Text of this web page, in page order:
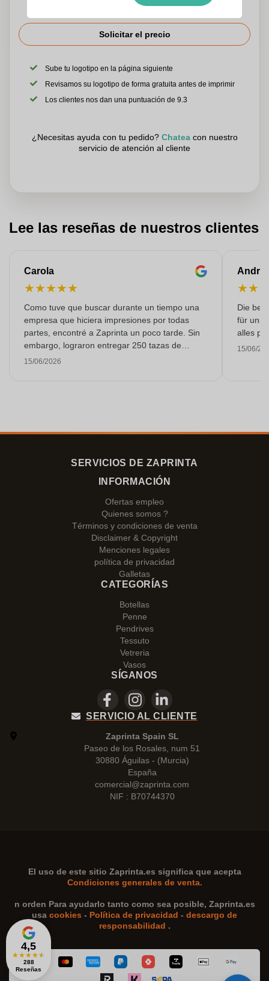
Solicitar el precio
Sube tu logotipo en la página siguiente
Revisamos su logotipo de forma gratuita antes de imprimir
Los clientes nos dan una puntuación de 9.3
¿Necesitas ayuda con tu pedido? Chateacon nuestro
servicio de atención al cliente
Lee las reseñas de nuestros clientes
Carola
★★★★★
Como tuve que buscar durante un tiempo una
empresa que hiciera impresiones por todas
partes, encontré a Zaprinta un poco tarde. Sin
embargo, lograron entregar 250 tazas de
esmalte con una impresión excelente a tiempo.
15/06/2026
★★
Die
für
alles
15/06/
4,5
★★★★★
288
Reseñas
SERVICIOS DE ZAPRINTA
INFORMACIÓN
Ofertas empleo
Quienes somos ?
Términos y condiciones de venta
Disclaimer & Copyright
Menciones legales
política de privacidad
Galletas
CATEGORÍAS
Botellas
Penne
Pendrives
Tessuto
Vetreria
Vasos
SÍGANOS
SERVICIO AL CLIENTE
Zaprinta Spain SL
Paseo de los Rosales, num 51
30880 Águilas - (Murcia)
España
comercial@zaprinta.com
NIF : B70744370
El uso de este sitio Zaprinta.es significa que acepta
Condiciones generales de venta.
n orden Para ayudarlo tanto como sea posible, Zaprinta.es
usa cookies - Política de privacidad - descargo de
responsabilidad .